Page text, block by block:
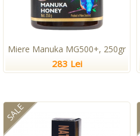
Miere Manuka MG500+, 250gr
283 Lei
SALE